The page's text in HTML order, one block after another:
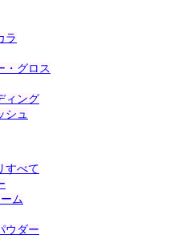
ラ
・グロス
ィング
シュ
すべて
ム
ウダー